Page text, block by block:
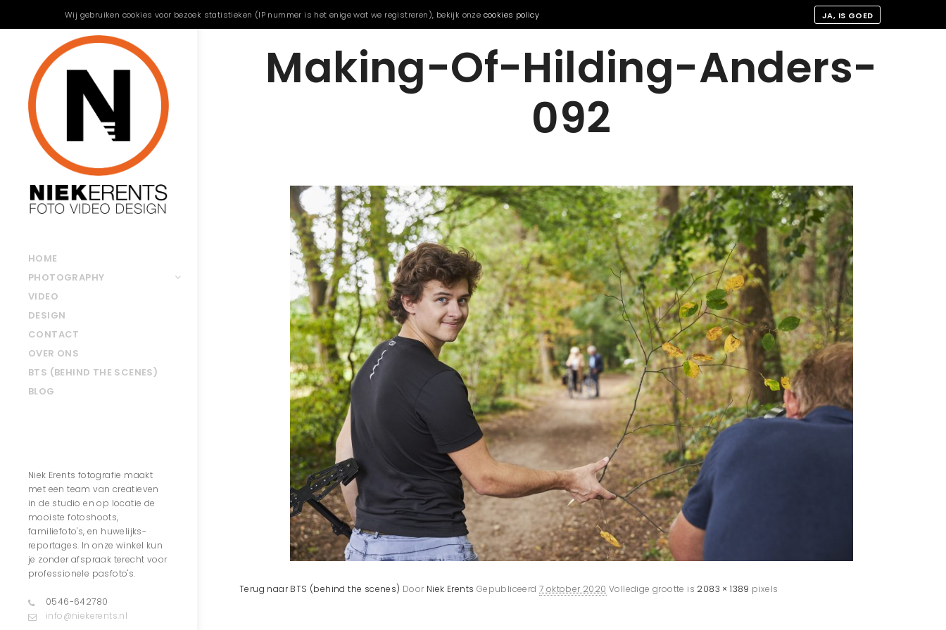
HOME
PHOTOGRAPHY
VIDEO
DESIGN
CONTACT
OVER ONS
BTS (BEHIND THE SCENES)
BLOG
Niek Erents fotografie maakt
met een team van creatieven
in de studio en op locatie de
mooiste fotoshoots,
familiefoto's, en huwelijks-
reportages. In onze winkel kun
je zonder afspraak terecht voor
professionele pasfoto's.
0546-642780
info@niekerents.nl
Making-Of-Hilding-Anders-
092
Terug naar BTS (behind the scenes) Door Niek Erents Gepubliceerd7 oktober 2020 Volledige grootte is 2083 × 1389 pixels
Wij gebruiken cookies voor bezoek statistieken (IP nummer is het enige wat we registreren), bekijk onze cookies policy JA, IS GOED